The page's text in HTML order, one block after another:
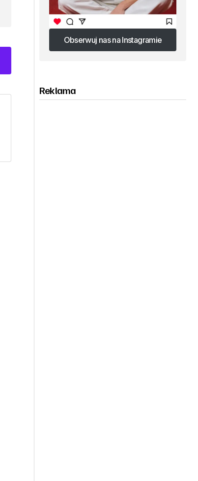
Obserwuj nas na Instagramie
Obserwuj nas na Instagramie
Reklama